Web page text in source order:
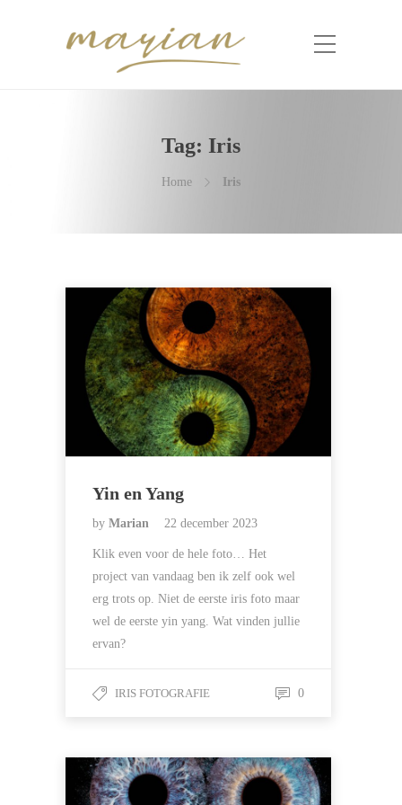
Tag: Iris
Home Iris
Yin en Yang
by Marian 22 december 2023
Klik even voor de hele foto… Het
project van vandaag ben ik zelf ook wel
erg trots op. Niet de eerste iris foto maar
wel de eerste yin yang. Wat vinden jullie
ervan?
IRIS FOTOGRAFIE 0